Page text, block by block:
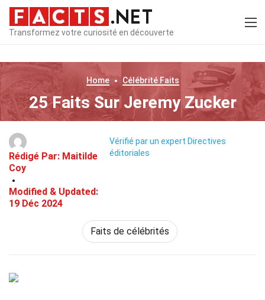
Transformez votre curiosité en découverte
Home CélébritéFaits
25 Faits Sur Jeremy Zucker
Rédigé Par: Maitilde
Coy
Modified & Updated:
19 Déc 2024
Vérifié par un expert Directives
éditoriales
Faits de célébrités